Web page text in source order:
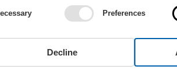
Preferences
Decline